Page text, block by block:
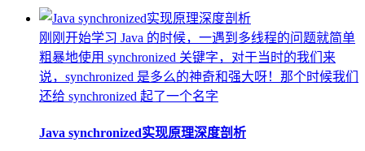
刚刚开始学习 Java 的时候，一遇到多线程的问题就简单
粗暴地使用 synchronized 关键字，对于当时的我们来
说，synchronized 是多么的神奇和强大呀！那个时候我们
还给 synchronized 起了一个名字
Java synchronized实现原理深度剖析